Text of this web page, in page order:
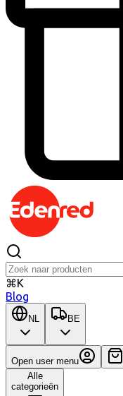
⌘K
Blog
NL BE
Open user menu
Alle
categorieën